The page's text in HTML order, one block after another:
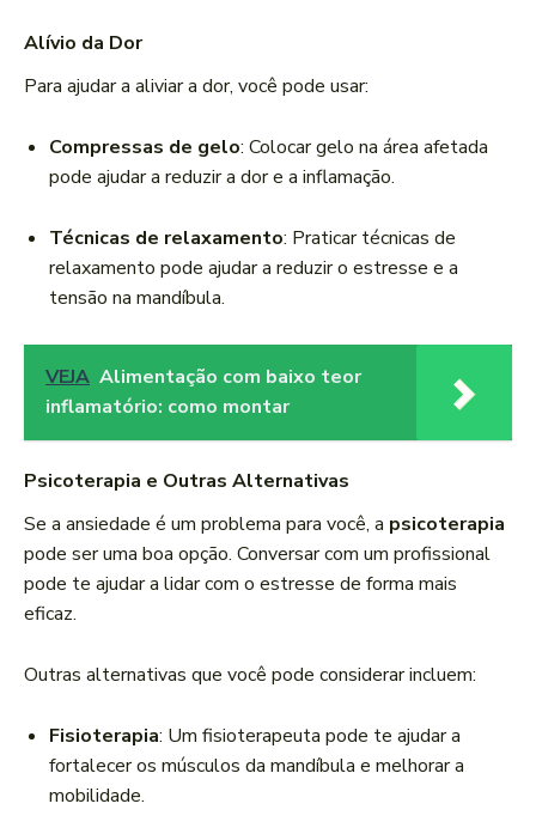
Alívio da Dor
Para ajudar a aliviar a dor, você pode usar:
Compressas de gelo: Colocar gelo na área afetada
pode ajudar a reduzir a dor e a inflamação.
Técnicas de relaxamento: Praticar técnicas de
relaxamento pode ajudar a reduzir o estresse e a
tensão na mandíbula.
VEJA Alimentação com baixo teor
inflamatório: como montar
Psicoterapia e Outras Alternativas
Se a ansiedade é um problema para você, a psicoterapia
pode ser uma boa opção. Conversar com um profissional
pode te ajudar a lidar com o estresse de forma mais
eficaz.
Outras alternativas que você pode considerar incluem:
Fisioterapia: Um fisioterapeuta pode te ajudar a
fortalecer os músculos da mandíbula e melhorar a
mobilidade.